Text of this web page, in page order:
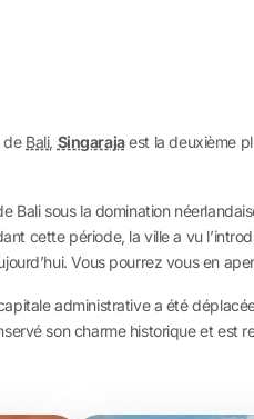
de Bali, Singarajaest la deuxième
Bali sous la domination
cette période, la ville a vu
Vous pourrez vous en
administrative a été
son charme historique et est